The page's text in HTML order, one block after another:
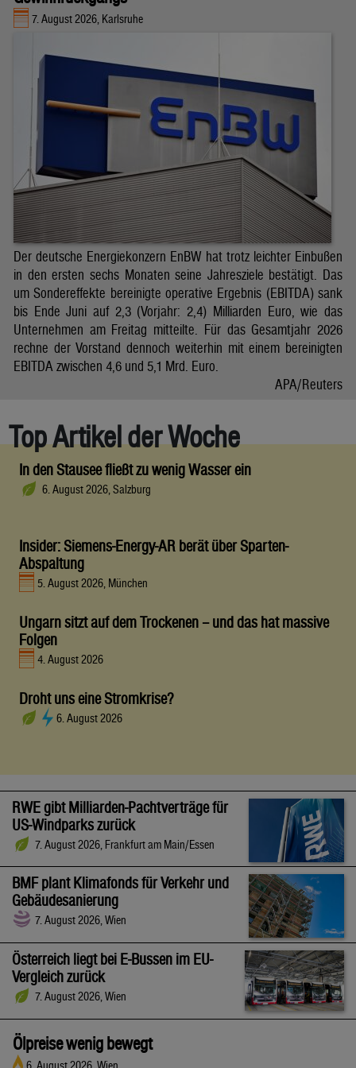
7. August 2026, Karlsruhe
Der deutsche Energiekonzern EnBW hat trotz leichter Einbußen
in den ersten sechs Monaten seine Jahresziele bestätigt. Das
um Sondereffekte bereinigte operative Ergebnis (EBITDA) sank
bis Ende Juni auf 2,3 (Vorjahr: 2,4) Milliarden Euro, wie das
Unternehmen am Freitag mitteilte. Für das Gesamtjahr 2026
rechne der Vorstand dennoch weiterhin mit einem bereinigten
EBITDA zwischen 4,6 und 5,1 Mrd. Euro.
APA/Reuters
Top Artikel der Woche
In den Stausee fließt zu wenig Wasser ein
6. August 2026, Salzburg
Insider: Siemens-Energy-AR berät über Sparten-
Abspaltung
5. August 2026, München
Ungarn sitzt auf dem Trockenen – und das hat massive
Folgen
4. August 2026
Droht uns eine Stromkrise?
6. August 2026
RWE gibt Milliarden-Pachtverträge für
US-Windparks zurück
7. August 2026, Frankfurt am Main/Essen
BMF plant Klimafonds für Verkehr und
Gebäudesanierung
7. August 2026, Wien
Österreich liegt bei E-Bussen im EU-
Vergleich zurück
7. August 2026, Wien
Ölpreise wenig bewegt